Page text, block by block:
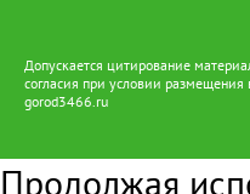
Допускается цитирование
согласия при условии размещения
gorod3466.ru
Продолжая